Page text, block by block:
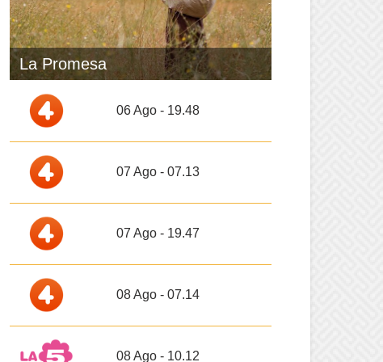
La Promesa
06 Ago - 19.48
07 Ago - 07.13
07 Ago - 19.47
08 Ago - 07.14
08 Ago - 10.12